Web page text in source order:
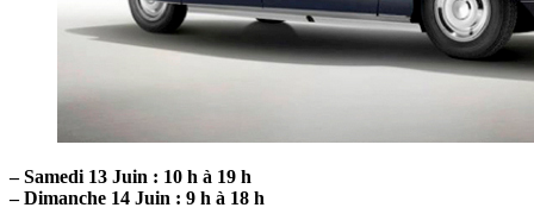
– Samedi 13 Juin : 10 h à 19 h
– Dimanche 14 Juin : 9 h à 18 h